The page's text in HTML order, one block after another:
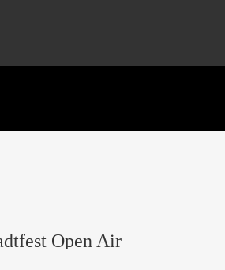
Open Air